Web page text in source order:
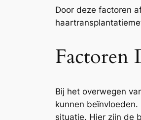
Door deze factoren
Factoren
Bij het overwegen
kunnen
situatie. Hier zijn de